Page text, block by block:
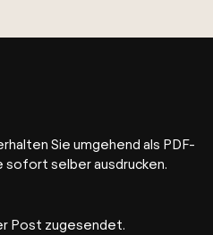
Sie umgehend als PDF-
sofort selber ausdrucken.
Post zugesendet.